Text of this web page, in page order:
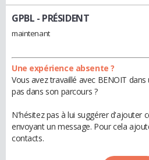
GPBL - PRÉSIDENT
maintenant
Une expérience absente ?
Vous avez travaillé avec BENOIT
pas dans son parcours ?
N'hésitez pas à lui suggérer d'ajouter
envoyant un message. Pour cela
contacts.